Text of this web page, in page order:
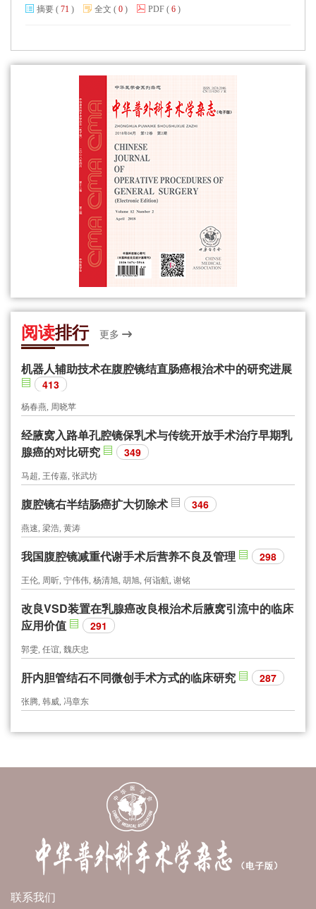
摘要 ( 71 ) 全文 ( 0 ) PDF ( 6 )
阅读排行 更多
机器人辅助技术在腹腔镜结直肠癌根治术中的研究进展
413
杨春燕, 周晓苹
经腋窝入路单孔腔镜保乳术与传统开放手术治疗早期乳
腺癌的对比研究
349
马超, 王传嘉, 张武坊
腹腔镜右半结肠癌扩大切除术 346
燕速, 梁浩, 黄涛
我国腹腔镜减重代谢手术后营养不良及管理 298
王伦, 周昕, 宁伟伟, 杨清旭, 胡旭, 何诣航, 谢铭
改良VSD装置在乳腺癌改良根治术后腋窝引流中的临床
应用价值
291
郭雯, 任谊, 魏庆忠
肝内胆管结石不同微创手术方式的临床研究 287
张腾, 韩威, 冯章东
联系我们